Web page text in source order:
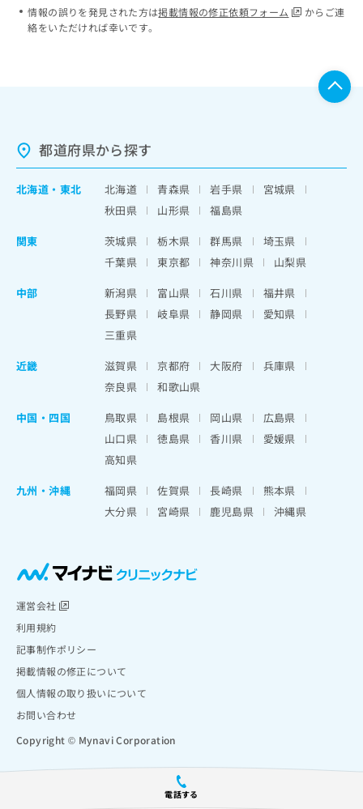
電話する
情報の誤りを発見された方は掲載情報の修正依頼フォーム
からご連
絡をいただければ幸いです。
都道府県から探す
北海道 ・ 東北 北海道 青森県 岩手県
宮城県
秋田県
山形県
福島県
関東
茨城県 栃木県 群馬県
埼玉県
千葉県
東京都 神奈川県
山梨県
中部
新潟県 富山県 石川県
福井県
長野県
岐阜県 静岡県
愛知県
三重県
近畿
滋賀県 京都府 大阪府
兵庫県
奈良県
和歌山県
中国・四国
鳥取県 島根県 岡山県
広島県
山口県
徳島県 香川県
愛媛県
高知県
九州・沖縄
福岡県 佐賀県 長崎県
熊本県
大分県
宮崎県 鹿児島県 沖縄県
運営会社
利用規約
記事制作ポリシー
掲載情報の修正について
個人情報の取り扱いについて
お問い合わせ
Copyright © Mynavi Corporation